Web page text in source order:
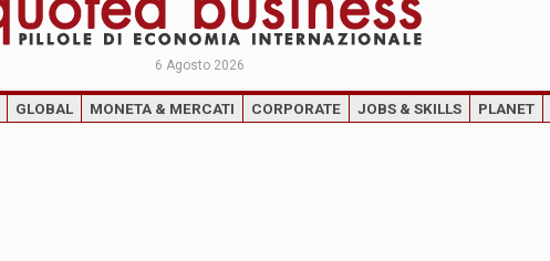
6 Agosto 2026
GLOBAL MONETA & MERCATI CORPORATE JOBS & SKILLS PLANET